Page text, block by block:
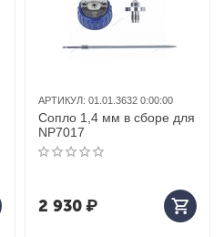
АРТИКУЛ: 01.01.3632 0:00:00
Сопло 1,4 мм в сборе для
NP7017
2 930₽